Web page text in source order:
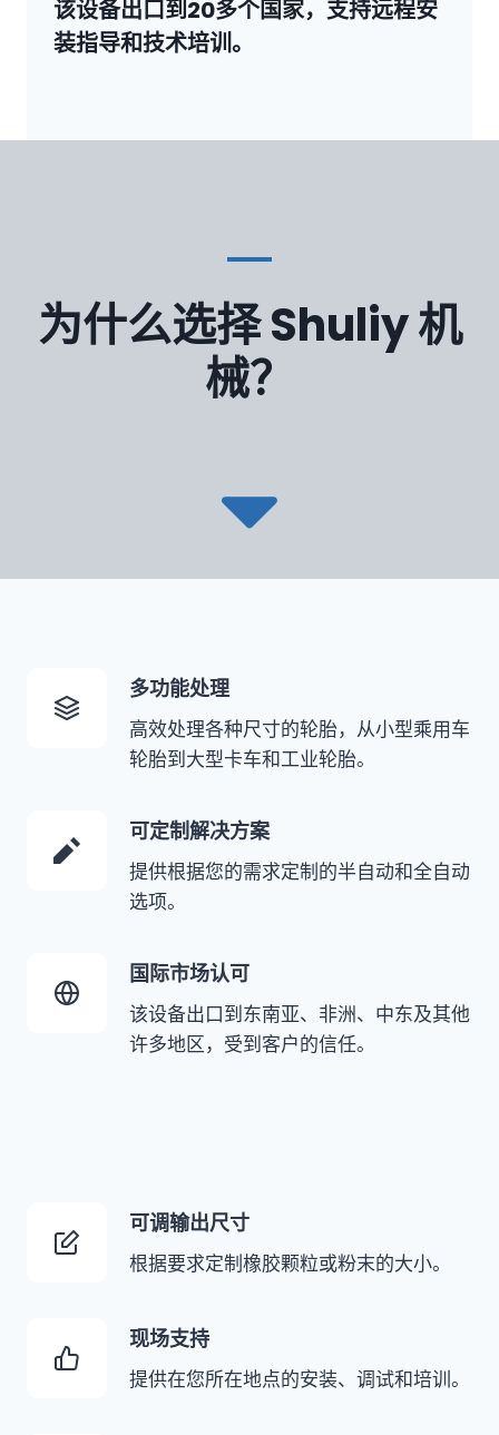
该设备出口到20多个国家，支持远程安
装指导和技术培训。
为什么选择 Shuliy 机
械？
多功能处理
高效处理各种尺寸的轮胎，从小型乘用车
轮胎到大型卡车和工业轮胎。
可定制解决方案
提供根据您的需求定制的半自动和全自动
选项。
国际市场认可
该设备出口到东南亚、非洲、中东及其他
许多地区，受到客户的信任。
可调输出尺寸
根据要求定制橡胶颗粒或粉末的大小。
现场支持
提供在您所在地点的安装、调试和培训。